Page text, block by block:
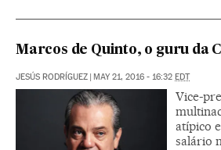
Marcos de Quinto, o guru da
JESÚS RODRÍGUEZ MAY 21, 2016 - 16:32 EDT
Vice-
atípico
salário